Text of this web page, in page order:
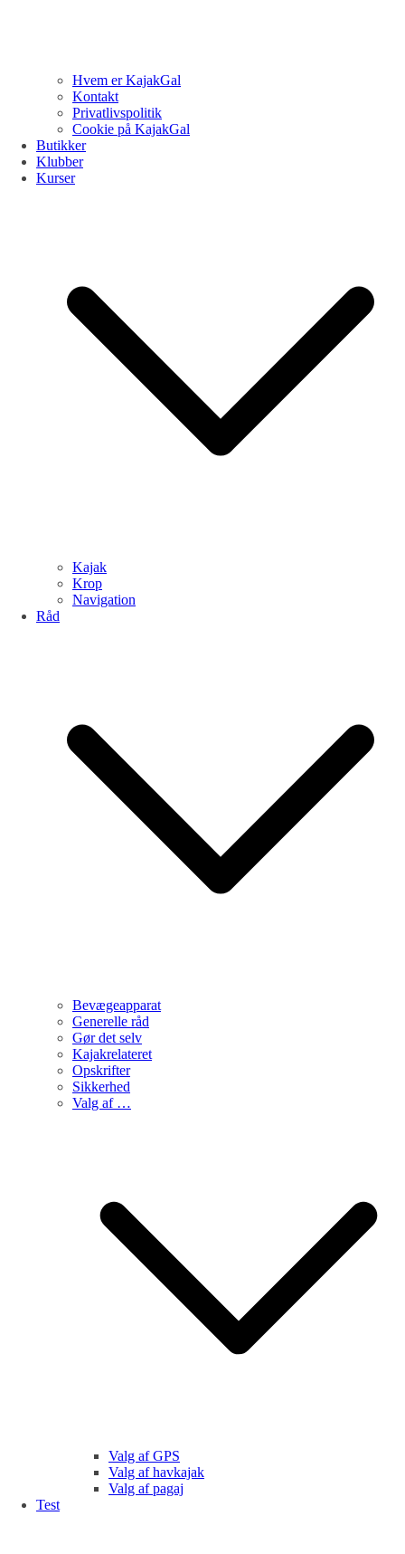
Hvem er KajakGal
Kontakt
Privatlivspolitik
Cookie på KajakGal
Butikker
Klubber
Kurser
Kajak
Krop
Navigation
Råd
Bevægeapparat
Generelle råd
Gør det selv
Kajakrelateret
Opskrifter
Sikkerhed
Valg af …
Valg af GPS
Valg af havkajak
Valg af pagaj
Test